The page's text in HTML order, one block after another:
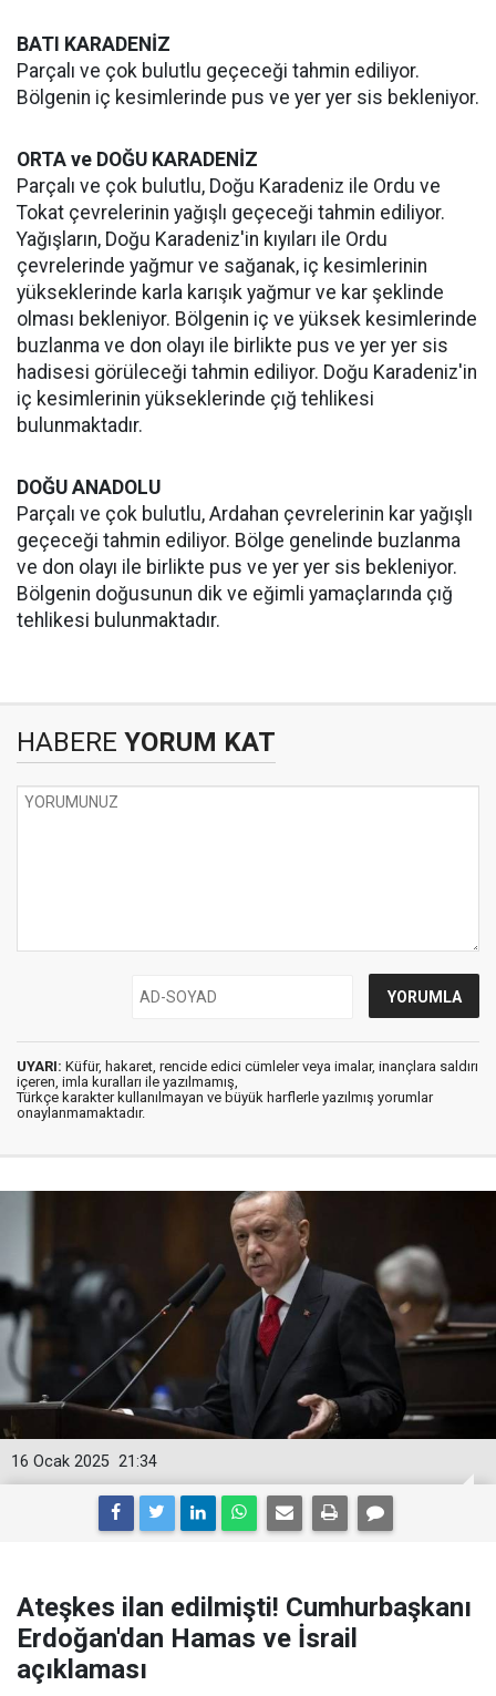
BATI KARADENİZ
Parçalı ve çok bulutlu geçeceği tahmin ediliyor.
Bölgenin iç kesimlerinde pus ve yer yer sis bekleniyor.
ORTA ve DOĞU KARADENİZ
Parçalı ve çok bulutlu, Doğu Karadeniz ile Ordu ve
Tokat çevrelerinin yağışlı geçeceği tahmin ediliyor.
Yağışların, Doğu Karadeniz'in kıyıları ile Ordu
çevrelerinde yağmur ve sağanak, iç kesimlerinin
yükseklerinde karla karışık yağmur ve kar şeklinde
olması bekleniyor. Bölgenin iç ve yüksek kesimlerinde
buzlanma ve don olayı ile birlikte pus ve yer yer sis
hadisesi görüleceği tahmin ediliyor. Doğu Karadeniz'in
iç kesimlerinin yükseklerinde çığ tehlikesi
bulunmaktadır.
DOĞU ANADOLU
Parçalı ve çok bulutlu, Ardahan çevrelerinin kar yağışlı
geçeceği tahmin ediliyor. Bölge genelinde buzlanma
ve don olayı ile birlikte pus ve yer yer sis bekleniyor.
Bölgenin doğusunun dik ve eğimli yamaçlarında çığ
tehlikesi bulunmaktadır.
HABERE YORUM KAT
UYARI: Küfür, hakaret, rencide edici cümleler veya imalar, inançlara saldırı
içeren, imla kuralları ile yazılmamış,
Türkçe karakter kullanılmayan ve büyük harflerle yazılmış yorumlar
onaylanmamaktadır.
21:34
16 Ocak 2025
Ateşkes ilan edilmişti! Cumhurbaşkanı
Erdoğan'dan Hamas ve İsrail
açıklaması